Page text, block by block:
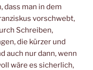
man in dem
vorschwebt,
Schreiben,
die kürzer und
auch nur dann, wenn
wäre es sicherlich,